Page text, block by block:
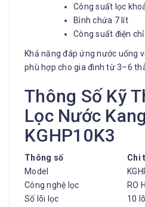
Công suất lọc
Bình chứa 7 lít
Công suất điện
Khả năng đáp ứng nước uống
phù hợp cho gia đình từ 3–6
Thông Số Kỹ
Lọc Nước
KGHP10K3
Thông số
Chi
Model
Công nghệ lọc
RO
Số lõi lọc
10